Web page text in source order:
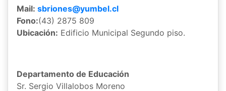
Mail: sbriones@yumbel.cl
Fono:(43) 2875 809
Ubicación: Edificio Municipal Segundo piso.
Departamento de Educación
Sr. Sergio Villalobos Moreno